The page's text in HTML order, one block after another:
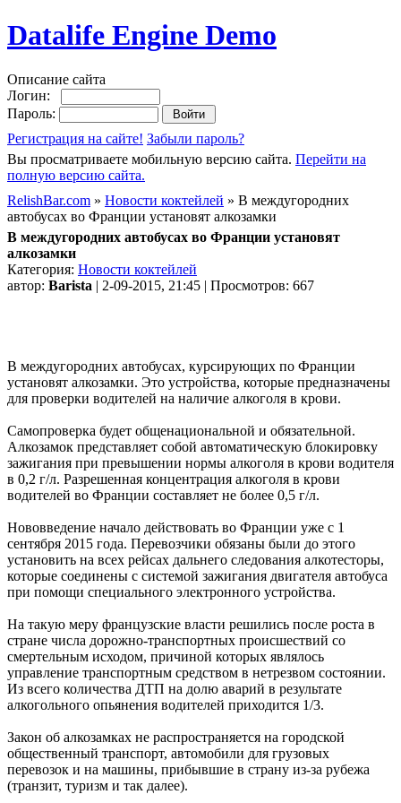
Datalife Engine Demo
Описание сайта
Логин:
Пароль:
Регистрация на сайте! Забыли пароль?
Вы просматриваете мобильную версию сайта. Перейти на
полную версию сайта.
RelishBar.com » Новости коктейлей » В междугородних
автобусах во Франции установят алкозамки
В междугородних автобусах во Франции установят
алкозамки
Категория: Новости коктейлей
автор: Barista | 2-09-2015, 21:45 | Просмотров: 667
В междугородних автобусах, курсирующих по Франции
установят алкозамки. Это устройства, которые предназначены
для проверки водителей на наличие алкоголя в крови.
Самопроверка будет общенациональной и обязательной.
Алкозамок представляет собой автоматическую блокировку
зажигания при превышении нормы алкоголя в крови водителя
в 0,2 г/л. Разрешенная концентрация алкоголя в крови
водителей во Франции составляет не более 0,5 г/л.
Нововведение начало действовать во Франции уже с 1
сентября 2015 года. Перевозчики обязаны были до этого
установить на всех рейсах дальнего следования алкотесторы,
которые соединены с системой зажигания двигателя автобуса
при помощи специального электронного устройства.
На такую меру французские власти решились после роста в
стране числа дорожно-транспортных происшествий со
смертельным исходом, причиной которых являлось
управление транспортным средством в нетрезвом состоянии.
Из всего количества ДТП на долю аварий в результате
алкогольного опьянения водителей приходится 1/3.
Закон об алкозамках не распространяется на городской
общественный транспорт, автомобили для грузовых
перевозок и на машины, прибывшие в страну из-за рубежа
(транзит, туризм и так далее).